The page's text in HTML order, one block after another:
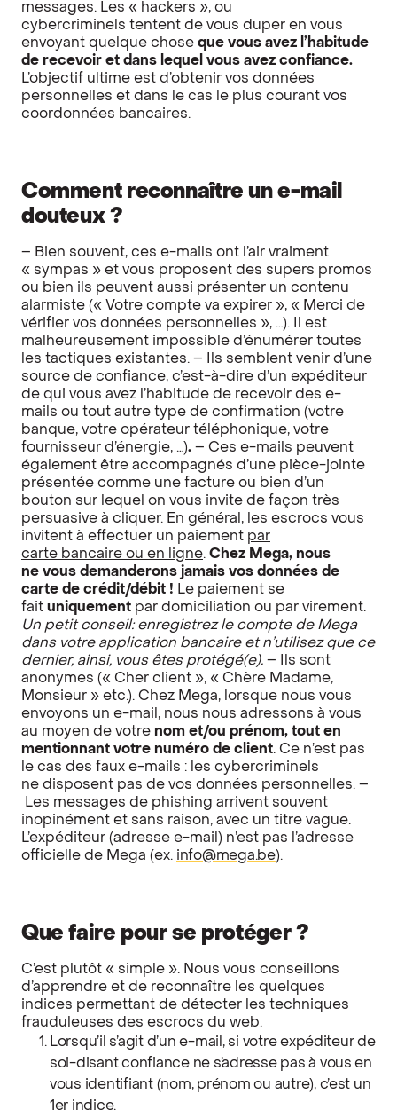
messages. Les « hackers », ou
cybercriminels tentent de vous duper en vous
envoyant quelque chose que vous avez l’habitude
de recevoir et dans lequel vous avez confiance.
L’objectif ultime est d’obtenir vos données
personnelles et dans le cas le plus courant vos
coordonnées bancaires.
Comment reconnaître un e-mail
douteux ?
– Bien souvent, ces e-mails ont l’air vraiment
« sympas » et vous proposent des supers promos
ou bien ils peuvent aussi présenter un contenu
alarmiste (« Votre compte va expirer », « Merci de
vérifier vos données personnelles », …). Il est
malheureusement impossible d’énumérer toutes
les tactiques existantes. – Ils semblent venir d’une
source de confiance, c’est-à-dire d’un expéditeur
de qui vous avez l’habitude de recevoir des e-
mails ou tout autre type de confirmation (votre
banque, votre opérateur téléphonique, votre
fournisseur d’énergie, …). – Ces e-mails peuvent
également être accompagnés d’une pièce-jointe
présentée comme une facture ou bien d’un
bouton sur lequel on vous invite de façon très
persuasive à cliquer. En général, les escrocs vous
invitent à effectuer un paiement par
carte bancaire ou en ligne. Chez Mega, nous
ne vous demanderons jamais vos données de
carte de crédit/débit ! Le paiement se
fait uniquement par domiciliation ou par virement.
Un petit conseil: enregistrez le compte de Mega
dans votre application bancaire et n’utilisez que ce
dernier, ainsi, vous êtes protégé(e). – Ils sont
anonymes (« Cher client », « Chère Madame,
Monsieur » etc.). Chez Mega, lorsque nous vous
envoyons un e-mail, nous nous adressons à vous
au moyen de votre nom et/ou prénom, tout en
mentionnant votre numéro de client. Ce n’est pas
le cas des faux e-mails : les cybercriminels
ne disposent pas de vos données personnelles. –
Les messages de phishing arrivent souvent
inopinément et sans raison, avec un titre vague.
L’expéditeur (adresse e-mail) n’est pas l’adresse
officielle de Mega (ex. info@mega.be).
Que faire pour se protéger ?
C’est plutôt « simple ». Nous vous conseillons
d’apprendre et de reconnaître les quelques
indices permettant de détecter les techniques
frauduleuses des escrocs du web.
Lorsqu’il s’agit d’un e-mail, si votre expéditeur de
soi-disant confiance ne s’adresse pas à vous en
vous identifiant (nom, prénom ou autre), c’est un
1er indice.